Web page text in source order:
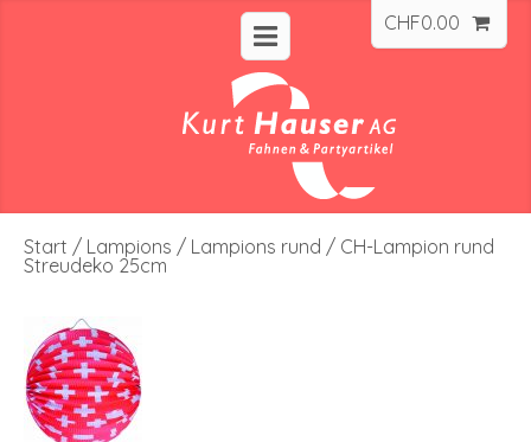
CHF0.00
Start / Lampions / Lampions rund / CH-Lampion rund
Streudeko 25cm